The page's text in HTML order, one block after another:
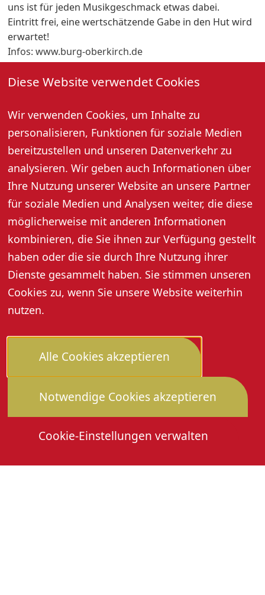
Diese Website verwendet Cookies
Wir verwenden Cookies, um Inhalte zu
personalisieren, Funktionen für soziale Medien
bereitzustellen und unseren Datenverkehr zu
analysieren. Wir geben auch Informationen über
Ihre Nutzung unserer Website an unsere Partner
für soziale Medien und Analysen weiter, die diese
möglicherweise mit anderen Informationen
kombinieren, die Sie ihnen zur Verfügung gestellt
haben oder die sie durch Ihre Nutzung ihrer
Dienste gesammelt haben. Sie stimmen unseren
Cookies zu, wenn Sie unsere Website weiterhin
nutzen.
Alle Cookies akzeptieren
Notwendige Cookies akzeptieren
Cookie-Einstellungen verwalten
uns ist für jeden Musikgeschmack etwas dabei.
Eintritt frei, eine wertschätzende Gabe in den Hut wird
erwartet!
Infos: www.burg-oberkirch.de
Unsere Künstler:
12.6. Burgnacht mit ChECK DANIELS
19.6. Burgnacht mit FELDSALAD
26.6. Burgnacht mit WHYNOTOG
03.7. Burgnacht mit DRACU X
10.7. Burgnacht mit Keine Burgnacht
17.7. Burgnacht mit TIMELESS
24.7. Burgnacht mit TROUBLEBUM
31.7. Burgnacht mit IRISH BOYS
07.8. Burgnacht mit ONDERSCHD COVERED
14.8. Burgnacht mit ATTIKA
21.8. Burgnacht mit AVENUE 101
28.8. Burgnacht mit FUNKY VALENTINES